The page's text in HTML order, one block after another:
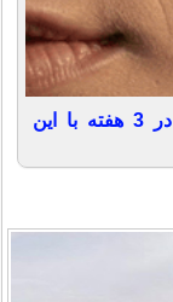
کاهش چشمگیر جای زخم و بخیه فقط در 3 هفته با این